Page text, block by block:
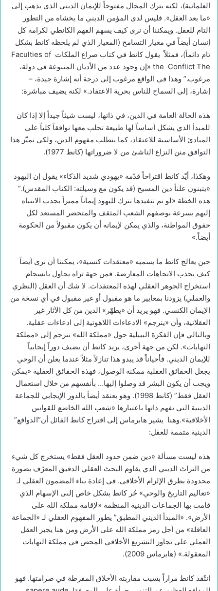
العلمانية)، لكنه يترك المجال مفتوحاً للإيمان الديني الذي يذهب إلى
«ما بعد العقل». فليس لدى المؤمن الديني ما يخشاه من التطور
التام للعقل. ويمكننا أن نرى كيف يسهم الفهم الكانطي لكرامة كل
إنسان أيضاً في معيار التسامح (المعيار الذي لم يلحظه كانط بشكل
تام دائماً)، فمثلاً يقول كانط في كتاب صراع الملكات Faculties of
the Conflict The «إن وجود عدد من الأديان المتنوعة في دولة،
مرغوب.” وهذا في الواقع مرغوب إلى درجة أنه إشارة جيدة، –
إشارة، إلى السماح للناس بحرية الاعتقاد.» لكنه يضيف مباشرة:
هذه الحالة العامة في الدين، في ذاتها، ليست شيئاً جيداً إلا إذا كان
للمبدأ الذي يشكل أساساً لها طبيعة تجلب معها توافقاً كلياً على
المبادئ الأساسية للاعتقاد، كما يتطلب مفهوم الدين، ولكي نميّز هذا
التوافق منن النزاع الناشئ من لا ضروراتها (كانط 1977).
وهكذا، أيّد كانط اقتراحاً قدّمه «يهودي شديد الذكاء» يقول إن اليهود
«يتبنون علناً دين المسيح (قد يكون مع وسيلته: الكتاب المقدس).”
هذه الخطة «لو تم تنفيذها تترك لليهود إيماناً مميزاً يجذب الانتباه
إليهم بسرعة بوصفهم الشعب المثقف والمتحضر المستعد لكل
حقوق المواطنة، والذي يمكن لإيمانه أن يكون مقبولاً من الحكومة
أيضاً.»
حين يعالج كانط ما يسميه «معتقدات كنسية»، يمكننا أن نرى أيضاً
كيف يجذب الاتجاهات المعارضة. فمن جهة تراه يحاول بانسجام
استخراج الجوهر العقلي لهذه المعتقدات. لا شك أن العقل (النظري
والعملي) يزودنا بمعايير ما هو مقبول أو غير مقبول في أي نسخة من
الإيمان الكنسي. فهو يريد أن «يطهّر» الدين من كل الآثار غير
العقلانية، وأن «يترجم» الادعاءات اللاهوتية إلى ادعاءات عقلية.
وبالتالي فإن الفكرة البيبلية حول «مملكة الله» تترجم إلى «مملكة
النهايات». لكن من جهة أخرى، يريد كانط أن يضيف دوراً إيجابياً
للإيمان الديني. فأحياناً قد يبدو هذا تنازلاً مثلاً عندما يعلن أن الوحي
يجعل الحقائق العقلية ممكنة الوصول، فهذه الحقائق العقلية «يمكن
ويجب أن يكون البشر قد وصلوا إليها… بأنفسهم من خلال استعمال
العقل فقط” (كانط 1998). وهو يعتقد أيضاً بالدور الإيجابي للجماعة
الدينية التي تفهم ذاتها باعتبارها «شعب الله الخاضع للقوانين
الأخلاقية».وهنا يشير هابرماس إلى اقتراح كانط القائل أن”الدوافع”
الدينية متممة للعقل:
هذه ليست مسألة «دين ضمن حدود العقل فقط» يستخرج كل شيء
من التراث الديني الذي يقاوم البحث العقلي الدقيق المعرّف بصورة
محدودة بطرق الإلزام الأخلاقي. في إعادة بناء المضمون العقلي لـ
«تعاليم التاريخ والوحي» جُر كانط بشكل خاص إلىى الإسهام الذي
قامت بها الجماعات الدينية المنظمة «لإقامة مملكة الله على
الأرض». «المبدأ الديني المطبق” يطور المفهوم العقلي لـ «الجماعة
العاقلة» من أجل رمز مملكة الله على الأرض ومن هنا يجبر العقل
العملي على تجاوز التشريع الأخلاقي المحض في مملكة النهايات
المعقولة.» (هابرماس 2009).
انتُقد كانط مراراً بسبب مقاربته الأخلاق المفرطة في صرامتها. فهو